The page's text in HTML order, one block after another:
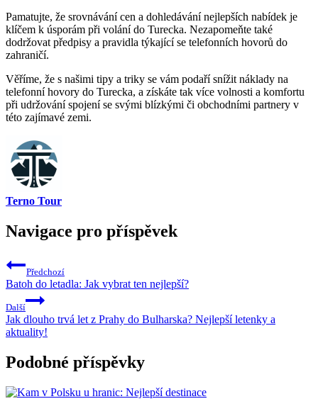
Pamatujte, že srovnávání cen a dohledávání nejlepších nabídek je
klíčem k úsporám při volání do Turecka. Nezapomeňte také
dodržovat předpisy a pravidla týkající se telefonních hovorů do
zahraničí.
Věříme, že s našimi tipy a triky se vám podaří snížit náklady na
telefonní hovory do Turecka, a získáte tak více volnosti a komfortu
při udržování spojení se svými blízkými či obchodními partnery v
této zajímavé zemi.
Terno Tour
Navigace pro příspěvek
Předchozí
Batoh do letadla: Jak vybrat ten nejlepší?
Další
Jak dlouho trvá let z Prahy do Bulharska? Nejlepší letenky a
aktuality!
Podobné příspěvky